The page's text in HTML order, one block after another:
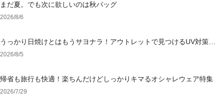
まだ夏。でも次に欲しいのは秋バッグ
2026/8/6
うっかり日焼けとはもうサヨナラ！アウトレットで見つけるUV対策ウ
ェア
2026/8/5
帰省も旅行も快適！楽ちんだけどしっかりキマるオシャレウェア特集
2026/7/29